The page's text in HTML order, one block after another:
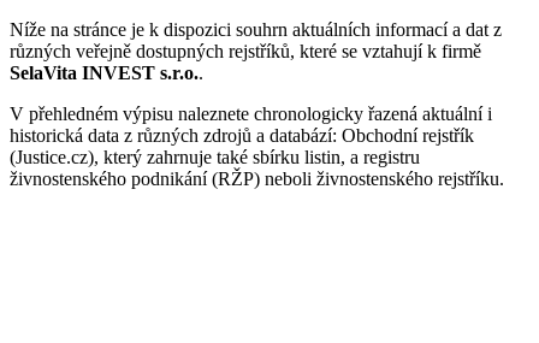
Níže na stránce je k dispozici souhrn aktuálních informací a dat z
různých veřejně dostupných rejstříků, které se vztahují k firmě
SelaVita INVEST s.r.o..
V přehledném výpisu naleznete chronologicky řazená aktuální i
historická data z různých zdrojů a databází: Obchodní rejstřík
(Justice.cz), který zahrnuje také sbírku listin, a registru
živnostenského podnikání (RŽP) neboli živnostenského rejstříku.